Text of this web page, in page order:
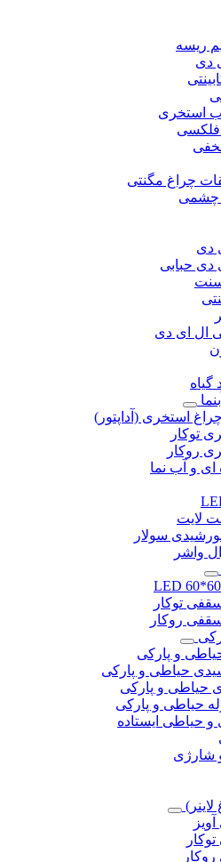
ریسه
دی
استخری
فلکسی
چراغ مگنتی
چشمی
دی
دی حبابی
ال ای دی
استخری (آداپتور)
توکار
روکار
ای و آب نما
لایت
سولار
واشر
توکار
روکار
و پارکی
حیاطی و پارکی
حیاطی و پارکی
حیاطی و پارکی
و حیاطی ایستاده
شارژی